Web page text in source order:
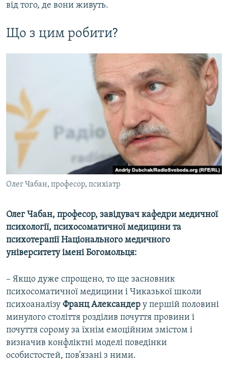
від того, де вони живуть.
Що з цим робити?
Олег Чабан, професор, психіатр
Олег Чабан, професор, завідувач кафедри медичної
психології, психосоматичної медицини та
психотерапії Національного медичного
університету імені Богомольця:
– Якщо дуже спрощено, то ще засновник
психосоматичної медицини і Чиказької школи
психоаналізу Франц Александер у першій половині
минулого століття розділив почуття провини і
почуття сорому за їхнім емоційним змістом і
визначив конфліктні моделі поведінки
особистостей, пов’язані з ними.